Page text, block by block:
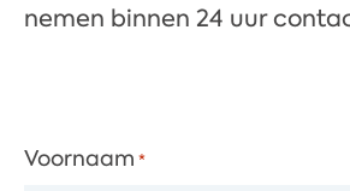
nemen binnen 24 uur
Voornaam *